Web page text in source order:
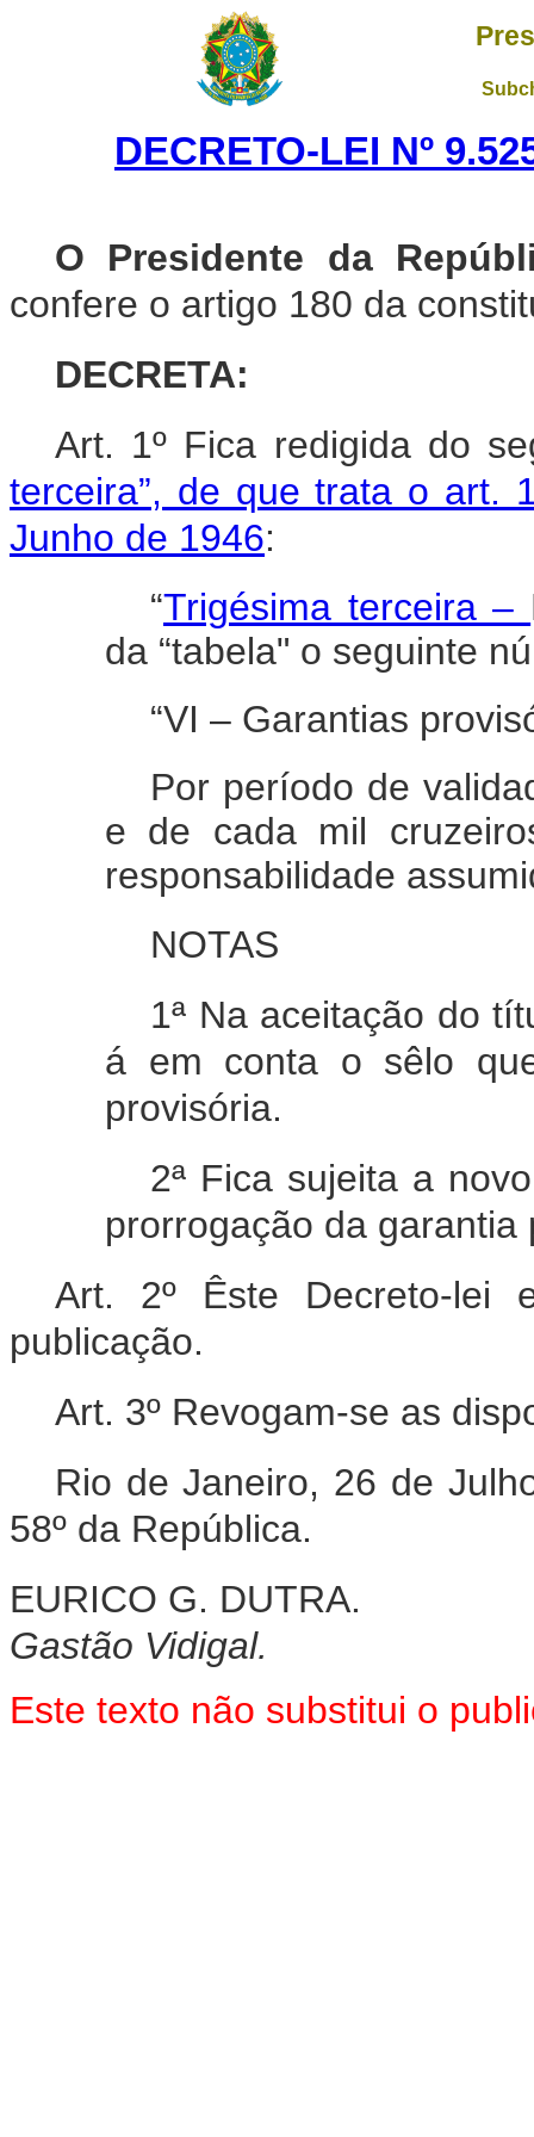
DECRETO-LEI Nº
O Presidente da
confere o artigo 180 da
DECRETA:
Art. 1º Fica redigida do
terceira”, de que trata o art.
Junho de 1946:
“Trigésima terceira –
da “tabela" o seguinte
“VI – Garantias
Por período de
e de cada mil
responsabilidade
NOTAS
1ª Na aceitação do
á em conta o sêlo
provisória.
2ª Fica sujeita a
prorrogação da garantia
Art. 2º Êste Decreto-lei
publicação.
Art. 3º Revogam-se as
Rio de Janeiro, 26 de
58º da República.
EURICO G. DUTRA.
Gastão Vidigal.
Este texto não substitui o